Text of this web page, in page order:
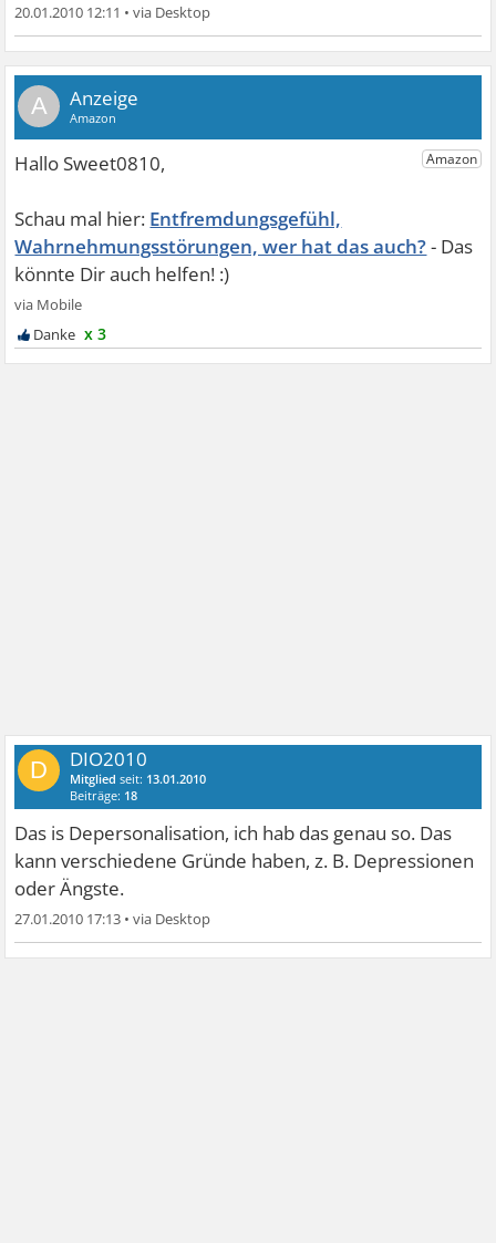
20.01.2010 12:11 •
A
Entfremdungsgefühl,
Wahrnehmungsstörungen, wer hat das auch?
x 3
D DIO2010
Mitglied seit: 13.01.2010
Beiträge: 18
Das is Depersonalisation, ich hab das genau so. Das
kann verschiedene Gründe haben, z. B. Depressionen
oder Ängste.
27.01.2010 17:13 •